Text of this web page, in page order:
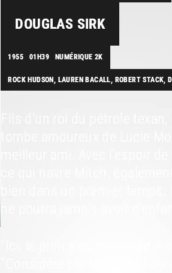
DOUGLAS SIRK
1955 01H39 NUMÉRIQUE 2K
ROCK HUDSON, LAUREN BACALL, ROBERT STACK,
Fils d’un roi du pétrole
tombe amoureux de Lucie
meilleur ami. Avec l’espoir
ce qui navre Mitch,
bien dans un premier
"Ici, le prince du
"Considéré par beaucoup